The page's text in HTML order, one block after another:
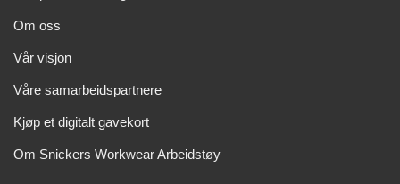
Om oss
Vår visjon
Våre samarbeidspartnere
Kjøp et digitalt gavekort
Om Snickers Workwear Arbeidstøy